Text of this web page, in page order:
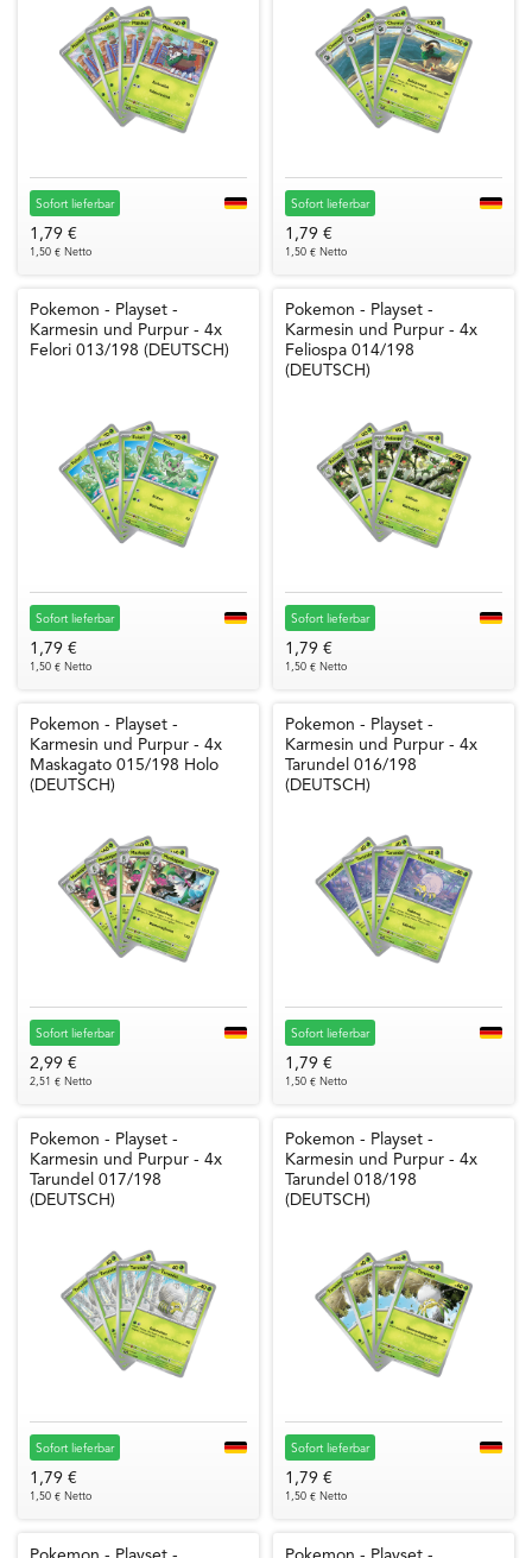
Sofort lieferbar
1,79 €
1,50 € Netto
Sofort lieferbar
1,79 €
1,50 € Netto
Pokemon - Playset -
Karmesin und Purpur - 4x
Felori 013/198 (DEUTSCH)
Sofort lieferbar
1,79 €
1,50 € Netto
Pokemon - Playset -
Karmesin und Purpur - 4x
Feliospa 014/198
(DEUTSCH)
Sofort lieferbar
1,79 €
1,50 € Netto
Pokemon - Playset -
Karmesin und Purpur - 4x
Maskagato 015/198 Holo
(DEUTSCH)
Sofort lieferbar
2,99 €
2,51 € Netto
Pokemon - Playset -
Karmesin und Purpur - 4x
Tarundel 016/198
(DEUTSCH)
Sofort lieferbar
1,79 €
1,50 € Netto
Pokemon - Playset -
Karmesin und Purpur - 4x
Tarundel 017/198
(DEUTSCH)
Sofort lieferbar
1,79 €
1,50 € Netto
Pokemon - Playset -
Karmesin und Purpur - 4x
Tarundel 018/198
(DEUTSCH)
Sofort lieferbar
1,79 €
1,50 € Netto